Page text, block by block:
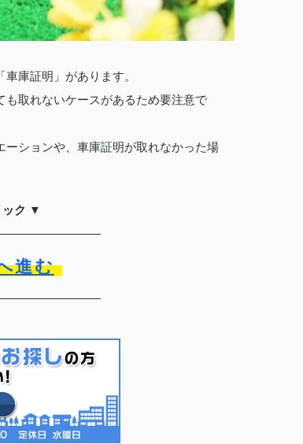
庫証明」があります。
も取れないケースがあるため要注意で
ションや、車庫証明が取れなかった場
ック ▼
進む